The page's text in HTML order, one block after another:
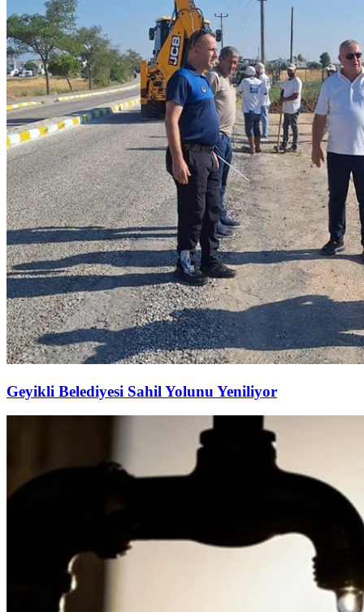
Geyikli Belediyesi Sahil Yolunu Yeniliyor